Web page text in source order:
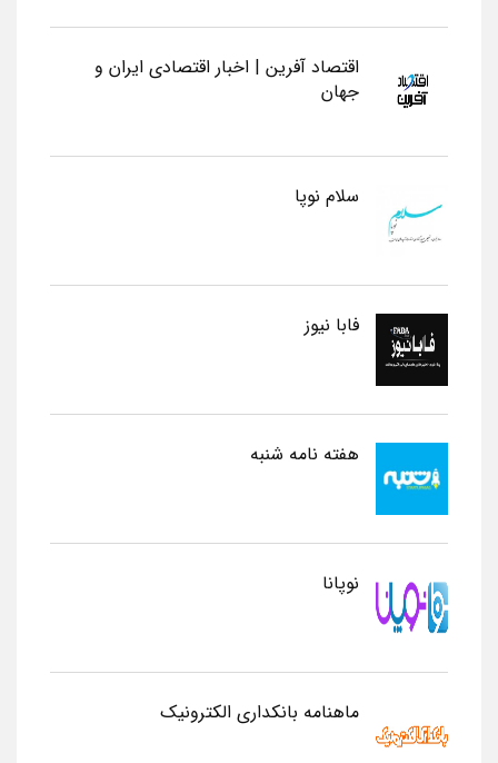
اقتصاد آفرین | اخبار اقتصادی ایران و
جهان
سلام نوپا
فابا نیوز
هفته نامه شنبه
نوپانا
ماهنامه بانکداری الکترونیک